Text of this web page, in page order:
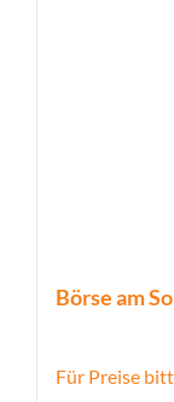
Börse am
Für Preise